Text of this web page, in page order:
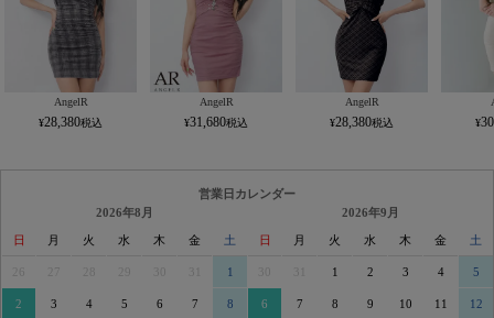
AngelR
28,380
AngelR
31,680
AngelR
28,380
営業日カレンダー
2026年8月
日 月 火 水 木 金 土
29 30 31 1
2 3 4 5 6 7 8
2026年9月
日 月 火 水 木 金 土
30 31 1 2 3 4 5
6 7 8 9 10 11 12